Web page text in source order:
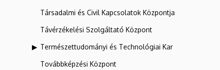
Társadalmi és Civil Kapcsolatok Központja
Távérzékelési Szolgáltató Központ
Természettudományi és Technológiai Kar
Továbbképzési Központ